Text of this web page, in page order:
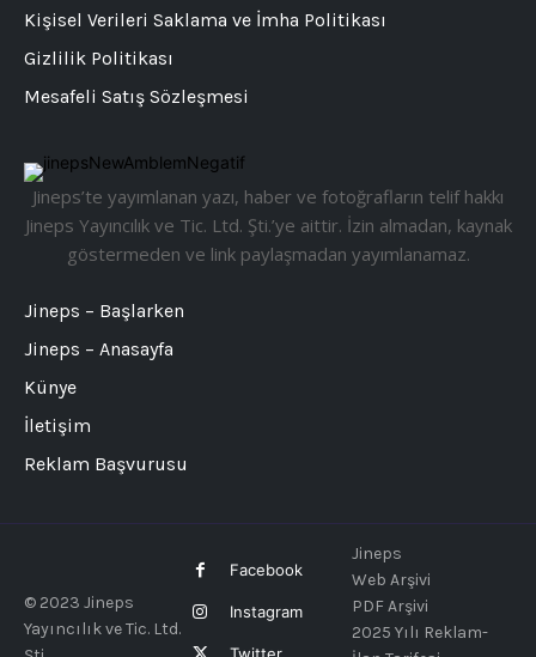
Jineps’te yayımlanan yazı, haber ve fotoğrafların telif hakkı
Jineps Yayıncılık ve Tic. Ltd. Şti.’ye aittir. İzin almadan, kaynak
göstermeden ve link paylaşmadan yayımlanamaz.
Jineps – Başlarken
Jineps – Anasayfa
Künye
İletişim
Reklam Başvurusu
Kişisel Verileri Saklama ve İmha Politikası
Gizlilik Politikası
Mesafeli Satış Sözleşmesi
© 2023 Jineps
Yayıncılık ve Tic. Ltd.
Facebook
Instagram
Jineps
Web Arşivi
PDF Arşivi
2025 Yılı Reklam-